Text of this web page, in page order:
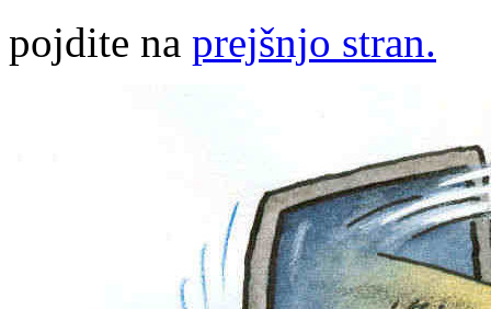
pojdite na prejšnjo stran.